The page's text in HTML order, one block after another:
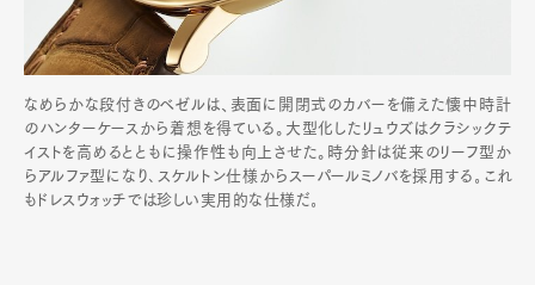
なめらかな段付きのベゼルは、表面に開閉式のカバーを備えた懐中時計
のハンターケースから着想を得ている。大型化したリュウズはクラシックテ
イストを高めるとともに操作性も向上させた。時分針は従来のリーフ型か
らアルファ型になり､スケルトン仕様からスーパールミノバを採用する｡これ
もドレスウォッチでは珍しい実用的な仕様だ｡